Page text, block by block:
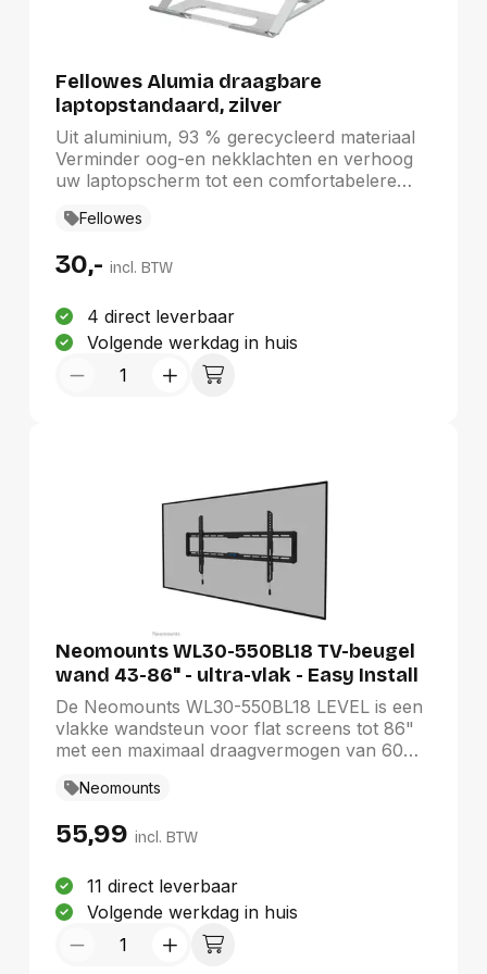
afwijkend (groter) gatenpatroon, dan kunt u
Fellowes Alumia draagbare
laptopstandaard, zilver
Uit aluminium, 93 % gerecycleerd materiaal
Verminder oog-en nekklachten en verhoog
uw laptopscherm tot een comfortabelere
laptops tot 15 inch Plat opvouwbaar, perfect
Garantie: 5 jaar
Fellowes
30,- incl. BTW
4 direct leverbaar
Volgende werkdag in huis
Neomounts WL30-550BL18 TV-beugel
wand 43-86" - ultra-vlak - Easy Install
De Neomounts WL30-550BL18 LEVEL is een
vlakke wandsteun voor flat screens tot 86"
met een maximaal draagvermogen van 60
een diepte van 2,3 cm en is geschikt voor
tot 800x400 mm.De WL30-550BL18 is
release systeem, waarmee je de tv in een
oogwenk kunt bevestigen en op een veilige
en solide manier kunt vastzetten. Nadien
kunnen de pull & release touwtjes eenvoudig
Neomounts
55,99 incl. BTW
11 direct leverbaar
Volgende werkdag in huis